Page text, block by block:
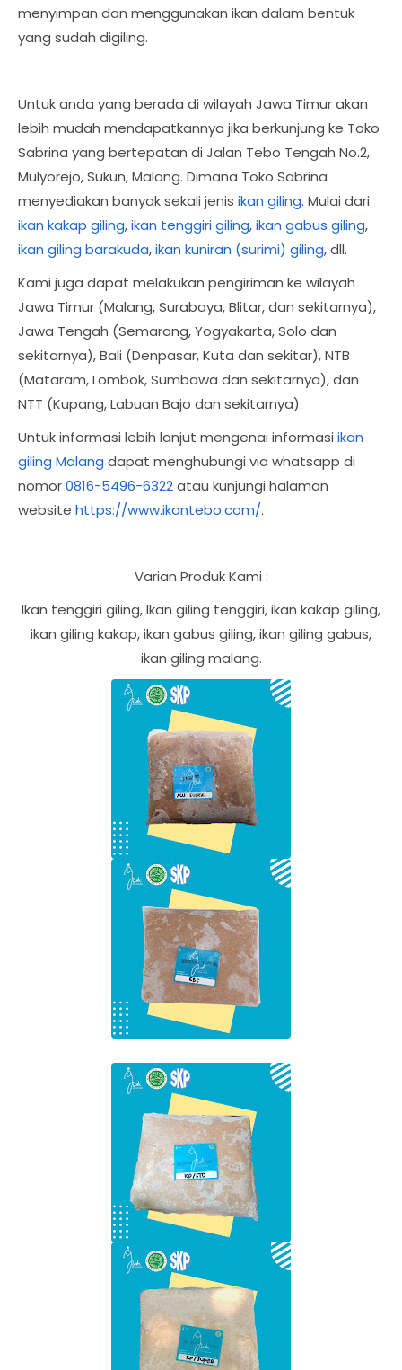
menyimpan dan menggunakan ikan dalam bentuk
yang sudah digiling.
Untuk anda yang berada di wilayah Jawa Timur akan
lebih mudah mendapatkannya jika berkunjung ke Toko
Sabrina yang bertepatan di Jalan Tebo Tengah No.2,
Mulyorejo, Sukun, Malang. Dimana Toko Sabrina
menyediakan banyak sekali jenis ikan giling. Mulai dari
ikan kakap giling,ikan tenggiri giling,ikan gabus giling,
ikan giling barakuda,ikan kuniran (surimi) giling, dll.
Kami juga dapat melakukan pengiriman ke wilayah
Jawa Timur (Malang, Surabaya, Blitar, dan sekitarnya),
Jawa Tengah (Semarang, Yogyakarta, Solo dan
sekitarnya), Bali (Denpasar, Kuta dan sekitar), NTB
(Mataram, Lombok, Sumbawa dan sekitarnya), dan
NTT (Kupang, Labuan Bajo dan sekitarnya).
Untuk informasi lebih lanjut mengenai informasi ikan
giling Malang dapat menghubungi via whatsapp di
nomor0816-5496-6322atau kunjungi halaman
website https://www.ikantebo.com/.
Varian Produk Kami :
Ikan tenggiri giling, Ikan giling tenggiri, ikan kakap giling,
ikan giling kakap, ikan gabus giling, ikan giling gabus,
ikan giling malang.